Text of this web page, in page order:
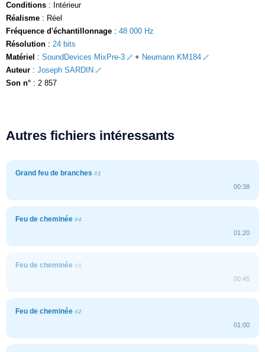
Conditions : Intérieur
Réalisme : Réel
Fréquence d'échantillonnage : 48 000 Hz
Résolution : 24 bits
Matériel : SoundDevices MixPre-3 + Neumann KM184
Auteur : Joseph SARDIN
Son n° : 2 857
Autres fichiers intéressants
Grand feu de branches #1
00:38
Feu de cheminée #4
01:20
Feu de cheminée #5
00:45
Feu de cheminée #2
01:00